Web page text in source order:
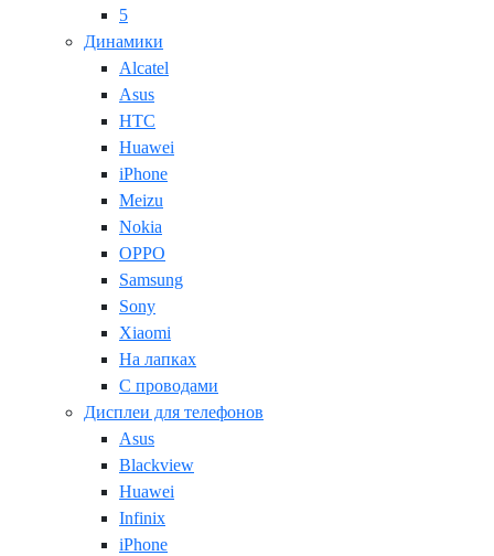
5
Динамики
Alcatel
Asus
HTC
Huawei
iPhone
Meizu
Nokia
OPPO
Samsung
Sony
Xiaomi
На лапках
С проводами
Дисплеи для телефонов
Asus
Blackview
Huawei
Infinix
iPhone